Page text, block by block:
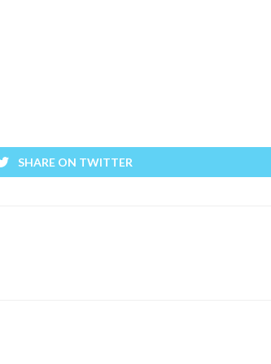
SHARE ON TWITTER